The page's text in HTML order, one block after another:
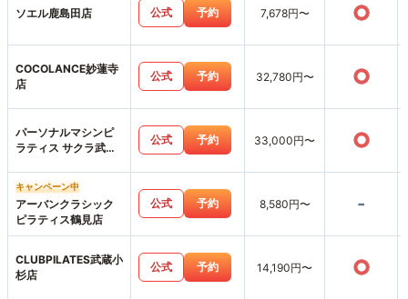
ソエル鹿島田店 公式 予約 7,678円〜 ○
COCOLANCE妙蓮寺
店
公式 予約 32,780円〜 ○
パーソナルマシンピ
ラティス サクラ武蔵
公式 予約 33,000円〜 ○
キャンペーン中
アーバンクラシック
ピラティス鶴見店
公式 予約 8,580円〜 -
CLUBPILATES武蔵小
杉店
公式 予約 14,190円〜 ○